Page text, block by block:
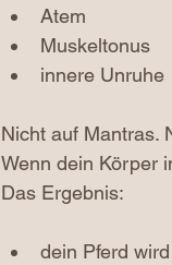
Atem
Muskeltonus
innere Unruhe
Nicht auf Mantras.
Wenn dein Körper
Das Ergebnis:
dein Pferd